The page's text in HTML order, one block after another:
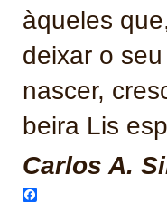
àqueles
deixar o
nascer,
beira Lis
Carlos A.